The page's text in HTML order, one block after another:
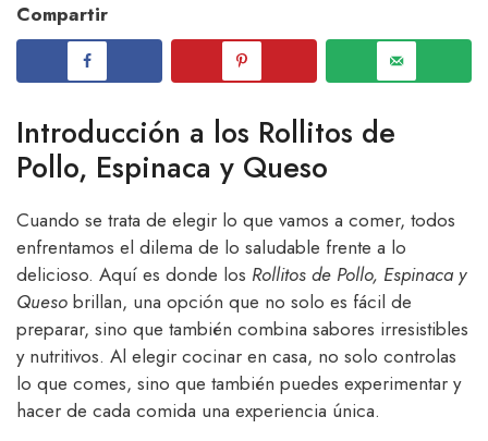
Compartir
Introducción a los Rollitos de
Pollo, Espinaca y Queso
Cuando se trata de elegir lo que vamos a comer, todos
enfrentamos el dilema de lo saludable frente a lo
delicioso. Aquí es donde los Rollitos de Pollo, Espinaca y
Queso brillan, una opción que no solo es fácil de
preparar, sino que también combina sabores irresistibles
y nutritivos. Al elegir cocinar en casa, no solo controlas
lo que comes, sino que también puedes experimentar y
hacer de cada comida una experiencia única.